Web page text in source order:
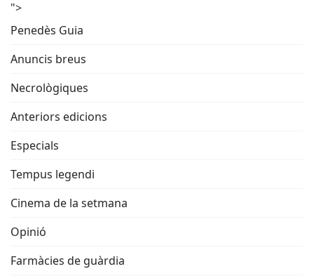
">
Penedès Guia
Anuncis breus
Necrològiques
Anteriors edicions
Especials
Tempus legendi
Cinema de la setmana
Opinió
Farmàcies de guàrdia